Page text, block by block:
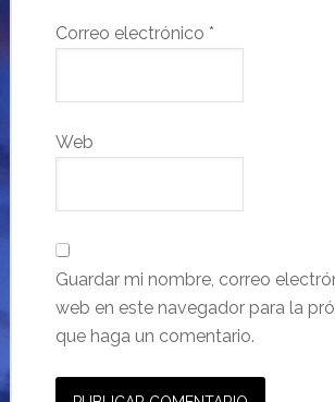
Correo electrónico *
Web
Guardar mi nombre, correo
web en este navegador para la
que haga un comentario.